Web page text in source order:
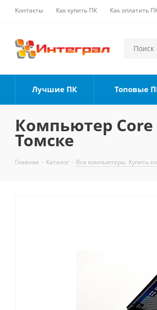
Контакты Как купить ПК Как оплатить
Лучшие ПК Топовые
Компьютер Core
Томске
Главная - Каталог - Все компьютеры. Купить